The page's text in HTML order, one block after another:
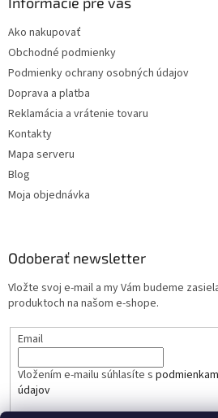
Ako nakupovať
Obchodné podmienky
Podmienky ochrany osobných údajov
Doprava a platba
Reklamácia a vrátenie tovaru
Kontakty
Mapa serveru
Blog
Moja objednávka
Odoberať newsletter
Vložte svoj e-mail a my Vám budeme
produktoch na našom e-shope.
Email
Vložením e-mailu súhlasíte s
údajov